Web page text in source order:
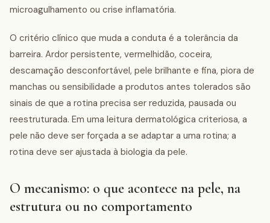
microagulhamento ou crise inflamatória.
O critério clínico que muda a conduta é a tolerância da
barreira. Ardor persistente, vermelhidão, coceira,
descamação desconfortável, pele brilhante e fina, piora de
manchas ou sensibilidade a produtos antes tolerados são
sinais de que a rotina precisa ser reduzida, pausada ou
reestruturada. Em uma leitura dermatológica criteriosa, a
pele não deve ser forçada a se adaptar a uma rotina; a
rotina deve ser ajustada à biologia da pele.
O mecanismo: o que acontece na pele, na
estrutura ou no comportamento